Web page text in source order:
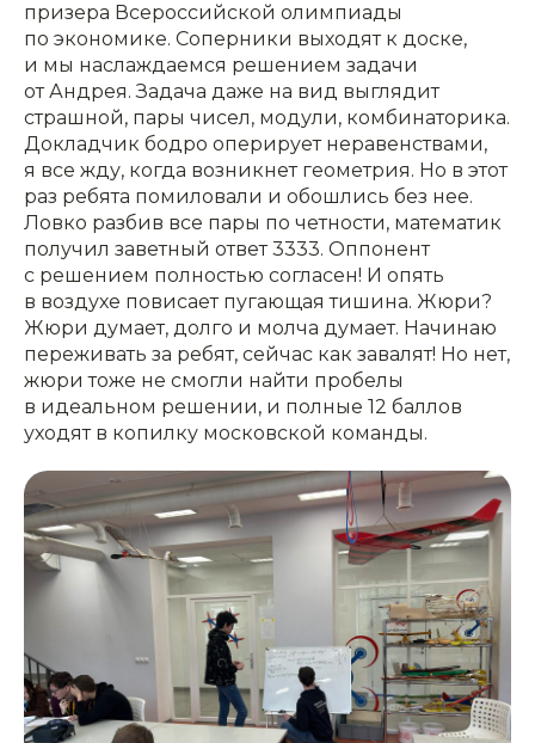
призера Всероссийской олимпиады
по экономике. Соперники выходят к доске,
и мы наслаждаемся решением задачи
от Андрея. Задача даже на вид выглядит
страшной, пары чисел, модули, комбинаторика.
Докладчик бодро оперирует неравенствами,
я все жду, когда возникнет геометрия. Но в этот
раз ребята помиловали и обошлись без нее.
Ловко разбив все пары по четности, математик
получил заветный ответ 3333. Оппонент
с решением полностью согласен! И опять
в воздухе повисает пугающая тишина. Жюри?
Жюри думает, долго и молча думает. Начинаю
переживать за ребят, сейчас как завалят! Но нет,
жюри тоже не смогли найти пробелы
в идеальном решении, и полные 12 баллов
уходят в копилку московской команды.